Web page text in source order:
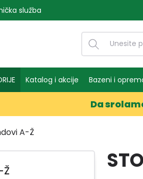
na glavnu navigaciju
služba
Katalog i akcije Bazeni i
Da
A-Ž